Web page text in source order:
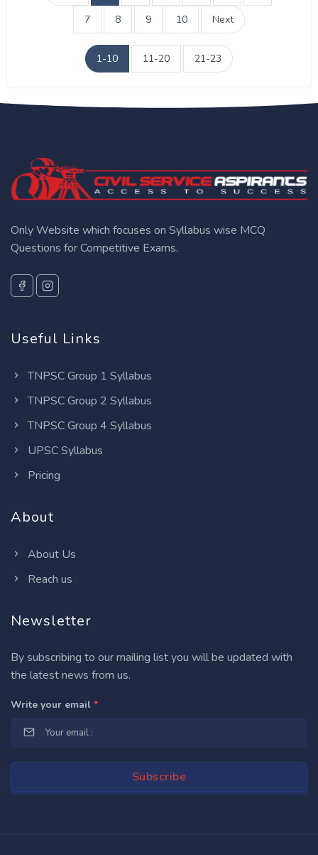
7 8 9 10 Next
1-10 11-20 21-23
Only Website which focuses on Syllabus wise MCQ
Questions for Competitive Exams.
Useful Links
TNPSC Group 1 Syllabus
TNPSC Group 2 Syllabus
TNPSC Group 4 Syllabus
UPSC Syllabus
Pricing
About
About Us
Reach us
Newsletter
By subscribing to our mailing list you will be updated with
the latest news from us.
Write your email *